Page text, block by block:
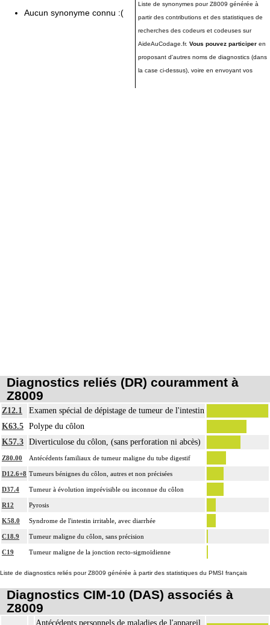
Aucun synonyme connu :(
Liste de synonymes pour Z8009 générée à
partir des contributions et des statistiques de
recherches des codeurs et codeuses sur
AideAuCodage.fr. Vous pouvez participer en
proposant d'autres noms de diagnostics (dans
la case ci-dessus), voire en envoyant vos
Diagnostics reliés (DR) couramment à
Z8009
Z12.1
Examen spécial de dépistage de tumeur de l'intestin
K63.5 Polype du côlon
K57.3 Diverticulose du côlon, (sans perforation ni abcès)
Z80.00 Antécédents familiaux de tumeur maligne du tube digestif
D12.6+8 Tumeurs bénignes du côlon, autres et non précisées
D37.4 Tumeur à évolution imprévisible ou inconnue du côlon
R12 Pyrosis
K58.0 Syndrome de l'intestin irritable, avec diarrhée
C18.9 Tumeur maligne du côlon, sans précision
C19 Tumeur maligne de la jonction recto-sigmoïdienne
Liste de diagnostics reliés pour Z8009 générée à partir des statistiques du PMSI français
Diagnostics CIM-10 (DAS) associés à
Z8009
Antécédents personnels de maladies de l'appareil